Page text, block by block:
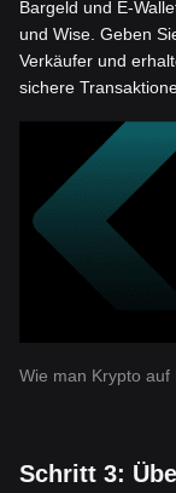
Bargeld und E-
und Wise. Geben
Verkäufer und
sichere
Wie man Krypto auf
Schritt 3: